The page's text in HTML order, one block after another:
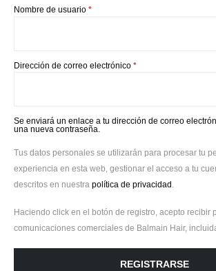
Nombre de usuario *Obligatorio
Dirección de correo electrónico *Obligatorio
Se enviará un enlace a tu dirección de correo
una nueva contraseña.
Tus datos personales se utilizarán para procesar tu
experiencia en esta web, gestionar el acceso a tu
descritos en nuestra política de privacidad .
Haciendo click en el botón de registro, acepto recibir
comunicaciones comerciales de Balmain Hair,
REGISTRARSE